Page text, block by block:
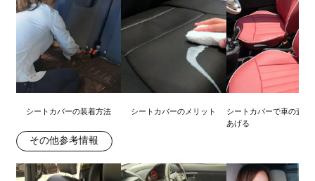
シートカバーの装着方法 シートカバーのメリット
シートカバーで車の査定
あげる
その他参考情報